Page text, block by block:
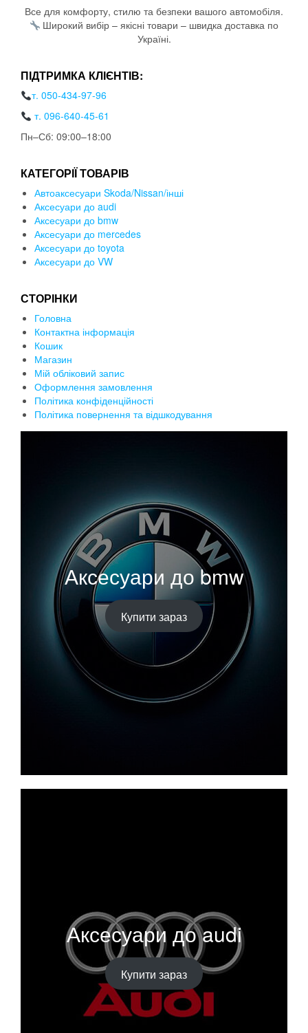
Все для комфорту, стилю та безпеки вашого автомобіля.
Широкий вибір – якісні товари – швидка доставка по
Україні.
ПІДТРИМКА КЛІЄНТІВ:
т. 050-434-97-96
т. 096-640-45-61
Пн–Сб: 09:00–18:00
КАТЕГОРІЇ ТОВАРІВ
Автоаксесуари Skoda/Nissan/інші
Аксесуари до audi
Аксесуари до bmw
Аксесуари до mercedes
Аксесуари до toyota
Аксесуари до VW
СТОРІНКИ
Головна
Контактна інформація
Кошик
Магазин
Мій обліковий запис
Оформлення замовлення
Політика конфіденційності
Політика повернення та відшкодування
Аксесуари до bmw
Купити зараз
Аксесуари до audi
Купити зараз